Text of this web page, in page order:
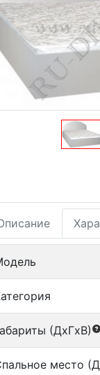
(ДxГxВ)
место